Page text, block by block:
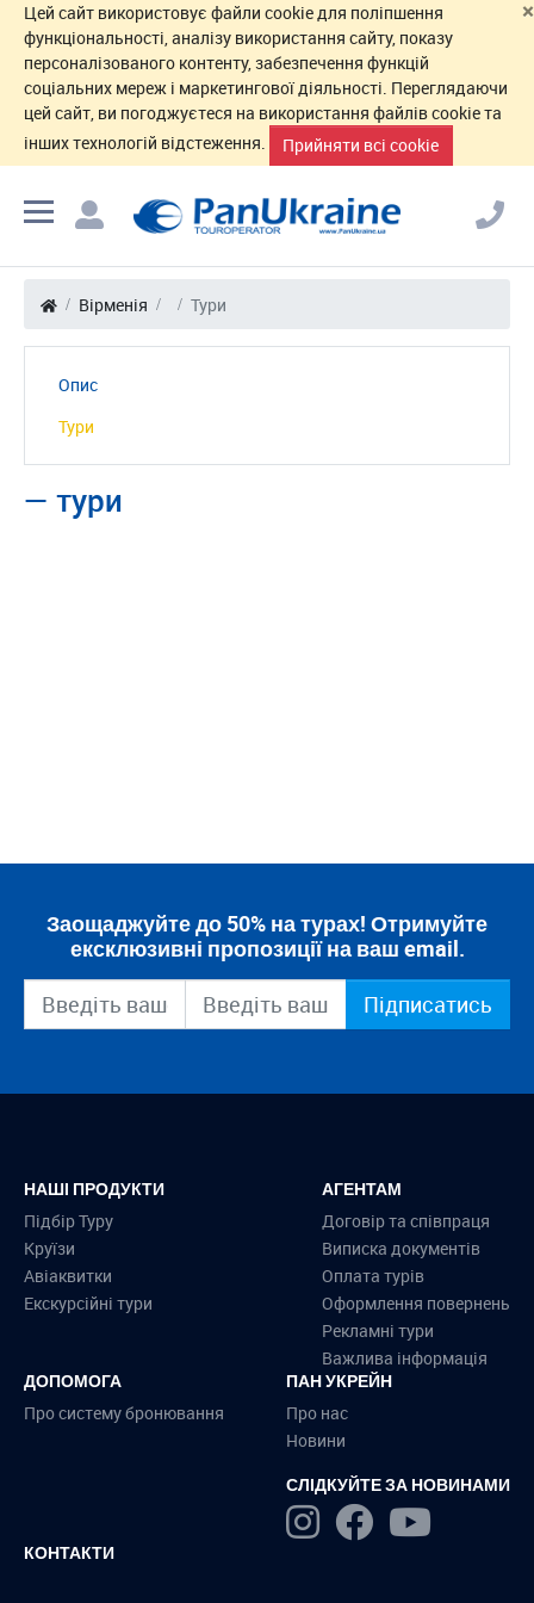
×
Цей сайт використовує файли cookie для поліпшення
функціональності, аналізу використання сайту, показу
персоналізованого контенту, забезпечення функцій
соціальних мереж і маркетингової діяльності. Переглядаючи
цей сайт, ви погоджуєтеся на використання файлів cookie та
інших технологій відстеження.
Прийняти всі cookie
Вірменія Тури
Опис
Тури
— тури
Заощаджуйте до 50% на турах! Отримуйте
ексклюзивні пропозиції на ваш email.
Підписатись
НАШІ ПРОДУКТИ
Підбір Туру
Круїзи
Авіаквитки
Екскурсійні тури
АГЕНТАМ
Договір та співпраця
Виписка документів
Оплата турів
Оформлення повернень
Рекламні тури
Важлива інформація
ДОПОМОГА
Про систему бронювання
ПАН УКРЕЙН
Про нас
Новини
СЛІДКУЙТЕ ЗА НОВИНАМИ
КОНТАКТИ